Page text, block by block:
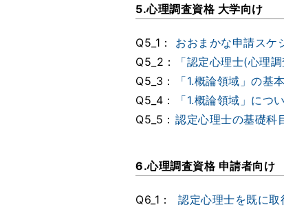
5.心理調査資格 大学向け
Q5_1：
おおまかな申請スケ
Q5_2：
「認定心理士(心理
Q5_3：
「1.概論領域」の基
Q5_4：
「1.概論領域」につ
Q5_5： 認定心理士の基礎科
6.心理調査資格 申請者向け
Q6_1：
認定心理士を既に